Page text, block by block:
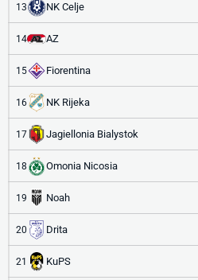
13 NK Celje
14 AZ
15 Fiorentina
16 NK Rijeka
17 Jagiellonia Bialystok
18 Omonia Nicosia
19 Noah
20 Drita
21 KuPS